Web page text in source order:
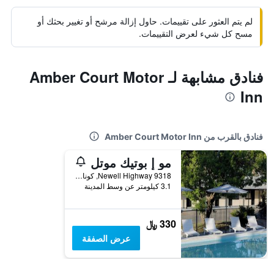
لم يتم العثور على تقييمات. حاول إزالة مرشح أو تغيير بحثك أو
مسح كل شيء لعرض التقييمات.
فنادق مشابهة لـ Amber Court Motor
Inn
فنادق بالقرب من Amber Court Motor Inn
مو إ بوتيك موتل
9318 Newell Highway, كونابارابران, NSW, أستراليا
3.1 كيلومتر عن وسط المدينة
330 ﷼
عرض الصفقة